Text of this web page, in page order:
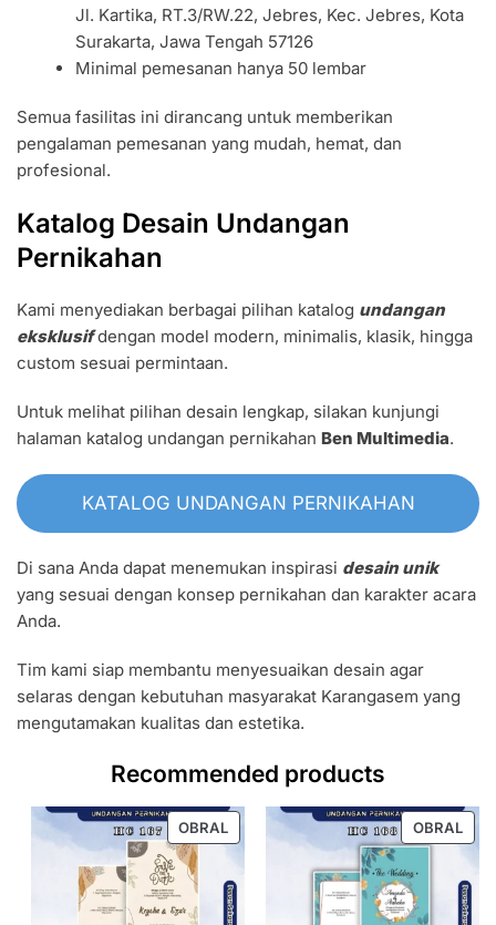
Jl. Kartika, RT.3/RW.22, Jebres, Kec. Jebres, Kota
Surakarta, Jawa Tengah 57126
Minimal pemesanan hanya 50 lembar
Semua fasilitas ini dirancang untuk memberikan
pengalaman pemesanan yang mudah, hemat, dan
profesional.
Katalog Desain Undangan
Pernikahan
Kami menyediakan berbagai pilihan katalog undangan
eksklusifdengan model modern, minimalis, klasik, hingga
custom sesuai permintaan.
Untuk melihat pilihan desain lengkap, silakan kunjungi
halaman katalog undangan pernikahan Ben Multimedia.
KATALOG UNDANGAN PERNIKAHAN
Di sana Anda dapat menemukan inspirasi desain unik
yang sesuai dengan konsep pernikahan dan karakter acara
Anda.
Tim kami siap membantu menyesuaikan desain agar
selaras dengan kebutuhan masyarakat Karangasem yang
mengutamakan kualitas dan estetika.
Recommended products
OBRAL PRODUK
DENGAN
OBRAL